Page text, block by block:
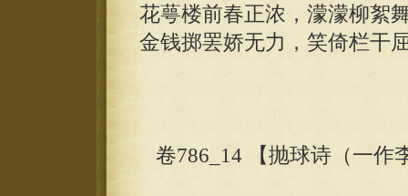
花萼楼前春正浓，濛濛柳絮
金钱掷罢娇无力，笑倚栏干
卷786_14 【抛球诗（一作